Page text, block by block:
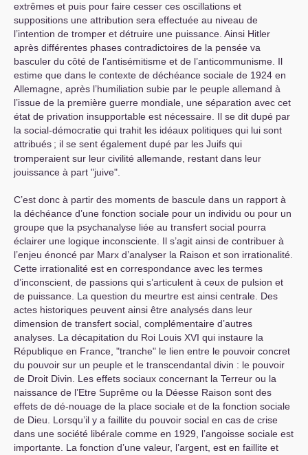
extrêmes et puis pour faire cesser ces oscillations et
suppositions une attribution sera effectuée au niveau de
l’intention de tromper et détruire une puissance. Ainsi Hitler
après différentes phases contradictoires de la pensée va
basculer du côté de l’antisémitisme et de l’anticommunisme. Il
estime que dans le contexte de déchéance sociale de 1924 en
Allemagne, après l’humiliation subie par le peuple allemand à
l’issue de la première guerre mondiale, une séparation avec cet
état de privation insupportable est nécessaire. Il se dit dupé par
la social-démocratie qui trahit les idéaux politiques qui lui sont
attribués ; il se sent également dupé par les Juifs qui
tromperaient sur leur civilité allemande, restant dans leur
jouissance à part "juive".
C’est donc à partir des moments de bascule dans un rapport à
la déchéance d’une fonction sociale pour un individu ou pour un
groupe que la psychanalyse liée au transfert social pourra
éclairer une logique inconsciente. Il s’agit ainsi de contribuer à
l’enjeu énoncé par Marx d’analyser la Raison et son irrationalité.
Cette irrationalité est en correspondance avec les termes
d’inconscient, de passions qui s’articulent à ceux de pulsion et
de puissance. La question du meurtre est ainsi centrale. Des
actes historiques peuvent ainsi être analysés dans leur
dimension de transfert social, complémentaire d’autres
analyses. La décapitation du Roi Louis XVI qui instaure la
République en France, "tranche" le lien entre le pouvoir concret
du pouvoir sur un peuple et le transcendantal divin : le pouvoir
de Droit Divin. Les effets sociaux concernant la Terreur ou la
naissance de l’Etre Suprême ou la Déesse Raison sont des
effets de dé-nouage de la place sociale et de la fonction sociale
de Dieu. Lorsqu’il y a faillite du pouvoir social en cas de crise
dans une société libérale comme en 1929, l’angoisse sociale est
importante. La fonction d’une valeur, l’argent, est en faillite et